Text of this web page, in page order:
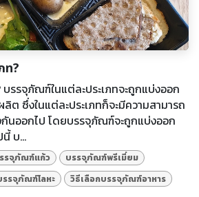
ท?
รรจุภัณฑ์ในแต่ละประเภทจะถูกแบ่งออก
ต ซึ่งในแต่ละประเภทก็จะมีความสามารถ
กันออกไป โดยบรรจุภัณฑ์จะถูกแบ่งออก
บ...
รจุภัณฑ์แก้ว
บรรจุภัณฑ์พรีเมี่ยม
รรจุภัณฑ์โลหะ วิธีเลือกบรรจุภัณฑ์อาหาร